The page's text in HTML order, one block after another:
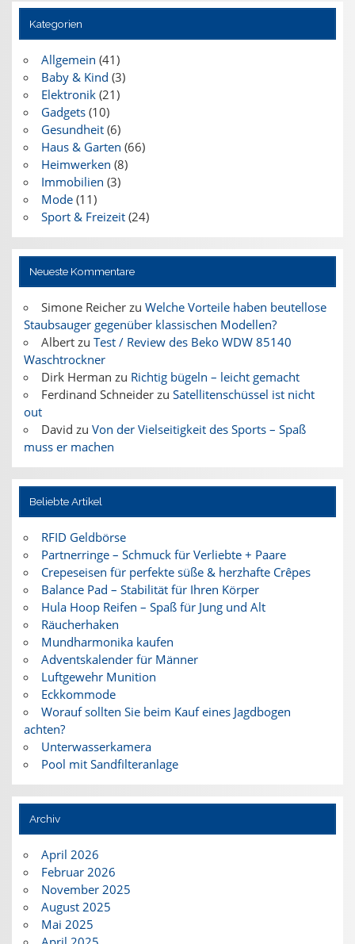
Kategorien
Allgemein (41)
Baby & Kind (3)
Elektronik(21)
Gadgets(10)
Gesundheit(6)
Haus & Garten (66)
Heimwerken (8)
Immobilien (3)
Mode(11)
Sport & Freizeit(24)
Neueste Kommentare
Simone Reicherzu Welche Vorteile haben beutellose
Staubsauger gegenüber klassischen Modellen?
Albertzu Test / Review des Beko WDW 85140
Waschtrockner
Dirk Herman zu Richtig bügeln – leicht gemacht
Ferdinand Schneiderzu Satellitenschüssel ist nicht
out
David zu Von der Vielseitigkeit des Sports – Spaß
muss er machen
Beliebte Artikel
RFID Geldbörse
Partnerringe – Schmuck für Verliebte + Paare
Crepeseisen für perfekte süße & herzhafte Crêpes
Balance Pad – Stabilität für Ihren Körper
Hula Hoop Reifen – Spaß für Jung und Alt
Räucherhaken
Mundharmonika kaufen
Adventskalender für Männer
Luftgewehr Munition
Eckkommode
Worauf sollten Sie beim Kauf eines Jagdbogen
achten?
Unterwasserkamera
Pool mit Sandfilteranlage
Archiv
April 2026
Februar 2026
November 2025
August 2025
Mai 2025